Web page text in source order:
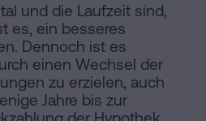
und die Laufzeit sind,
es, ein besseres
Dennoch ist es
einen Wechsel der
zu erzielen, auch
Jahre bis zur